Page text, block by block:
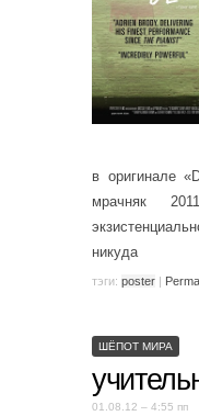
в оригинале
мрачняк
никуда
тэги: poster |
ШЁПОТ МИРА
01.08.12 – 4:55 пп